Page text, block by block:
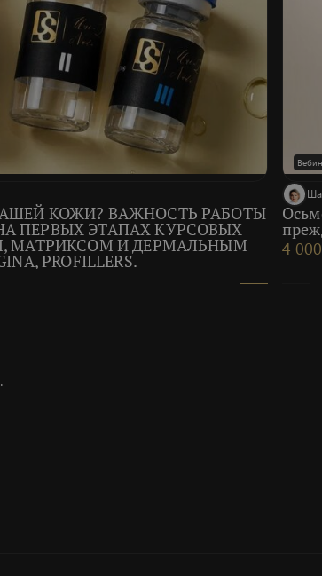
КОЖИ? ВАЖНОСТЬ РАБОТЫ
ПЕРВЫХ ЭТАПАХ КУРСОВЫХ
МАТРИКСОМ И ДЕРМАЛЬНЫМ
PROFILLERS.
4